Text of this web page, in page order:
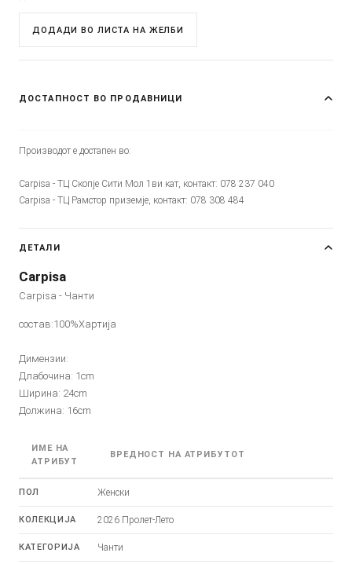
ДОДАДИ ВО ЛИСТА НА ЖЕЛБИ
ДОСТАПНОСТ ВО ПРОДАВНИЦИ
Производот е достапен во:
Carpisa - ТЦ Скопје Сити Мол 1ви кат, контакт: 078 237 040
Carpisa - ТЦ Рамстор приземје, контакт: 078 308 484
ДЕТАЛИ
Carpisa
Carpisa - Чанти
состав:100%Хартија
Димензии:
Длабочина: 1cm
Ширина: 24cm
Должина: 16cm
ИМЕ НА
АТРИБУТ
ВРЕДНОСТ НА АТРИБУТОТ
ПОЛ Женски
КОЛЕКЦИЈА 2026 Пролет-Лето
КАТЕГОРИЈА Чанти